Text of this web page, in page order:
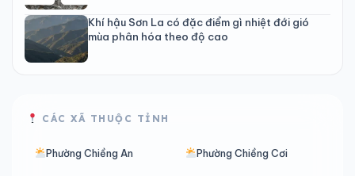
Khí hậu Sơn La có đặc điểm gì nhiệt đới gió
mùa phân hóa theo độ cao
CÁC XÃ THUỘC TỈNH
Phường Chiềng An Phường Chiềng Cơi